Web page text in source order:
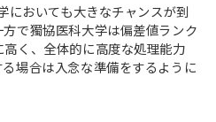
においても大きなチャンスが到
で獨協医科大学は偏差値ランク
く、全体的に高度な処理能力
場合は入念な準備をするように